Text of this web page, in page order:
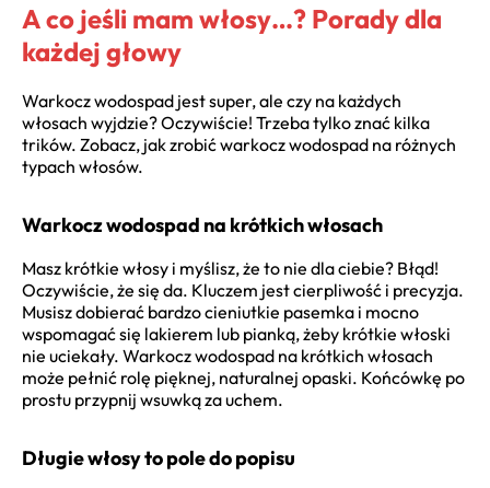
A co jeśli mam włosy…? Porady dla
każdej głowy
Warkocz wodospad jest super, ale czy na każdych
włosach wyjdzie? Oczywiście! Trzeba tylko znać kilka
trików. Zobacz, jak zrobić warkocz wodospad na różnych
typach włosów.
Warkocz wodospad na krótkich włosach
Masz krótkie włosy i myślisz, że to nie dla ciebie? Błąd!
Oczywiście, że się da. Kluczem jest cierpliwość i precyzja.
Musisz dobierać bardzo cieniutkie pasemka i mocno
wspomagać się lakierem lub pianką, żeby krótkie włoski
nie uciekały. Warkocz wodospad na krótkich włosach
może pełnić rolę pięknej, naturalnej opaski. Końcówkę po
prostu przypnij wsuwką za uchem.
Długie włosy to pole do popisu